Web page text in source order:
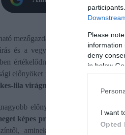
Please
information
deny
in below
I want
Opted
mezőgazdaságban a gazdáknak
és a vegyszeres gyomirtás
értékelődnek fel azok a
előnyöket nyújtani. Az egyik
lila virágmezői
előnye a rendkívül gyors
képes produkálni
rövid idő
aminek köszönhetően